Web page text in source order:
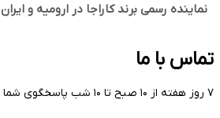
نماینده رسمی برند کاراجا در ارومیه و ایران
تماس با ما
۷ روز هفته از ۱۰ صبح تا ۱۰ شب پاسخگوی شما عزیزان هستیم